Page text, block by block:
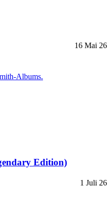
16 Mai 26
Edition)
1 Juli 26